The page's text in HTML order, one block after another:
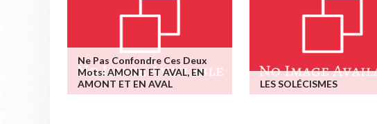
Ne Pas Confondre Ces Deux
Mots: AMONT ET AVAL, EN
AMONT ET EN AVAL
LES SOLÉCISMES